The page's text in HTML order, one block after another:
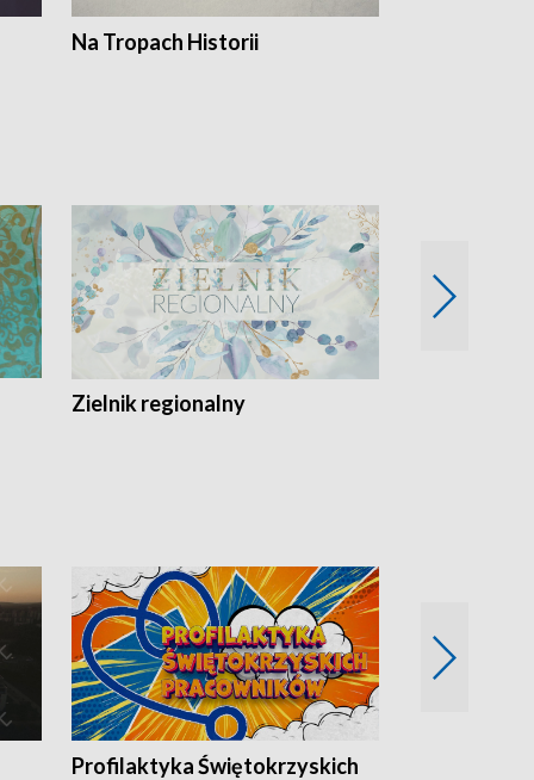
Na Tropach Historii
Zielnik regionalny
Profilaktyka Świętokrzyskich